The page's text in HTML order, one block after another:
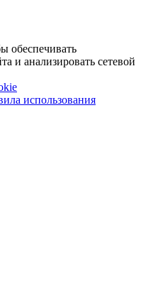
обеспечивать
и анализировать сетевой
использования